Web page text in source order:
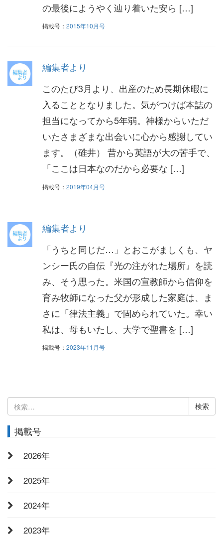
の最後にようやく辿り着いた安ら […]
掲載号： 2015年10月号
編集者より
このたび3月より、出産のため長期休暇に
入ることとなりました。気がつけば本誌の
担当になってから5年弱。神様からいただ
いたさまざまな出会いに心から感謝してい
ます。（碓井） 昔から英語が大の苦手で、
「ここは日本なのだから必要な […]
掲載号： 2019年04月号
編集者より
「うちと同じだ…」とおこがましくも、ヤ
ンシー氏の自伝『光の注がれた場所』を読
み、そう思った。米国の宣教師から信仰を
育み牧師になった父が形成した家庭は、ま
さに「律法主義」で固められていた。幸い
私は、母もいたし、大学で聖書を […]
掲載号： 2023年11月号
検
索:
掲載号
2026年
2025年
2024年
2023年